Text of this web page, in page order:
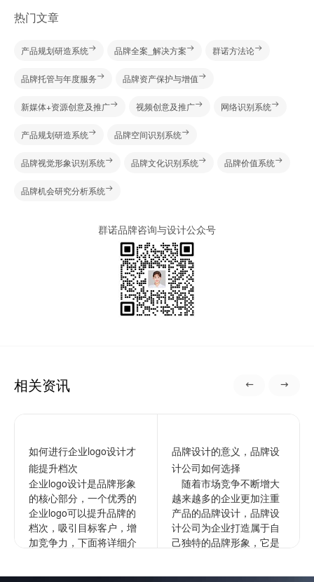
热门文章
产品规划研造系统 品牌全案_解决方案 群诺方法论
品牌托管与年度服务 品牌资产保护与增值
新媒体+资源创意及推广 视频创意及推广 网络识别系统
产品规划研造系统 品牌空间识别系统
品牌视觉形象识别系统 品牌文化识别系统 品牌价值系统
品牌机会研究分析系统
群诺品牌咨询与设计公众号
相关资讯
如何进行企业logo设计才
能提升档次
企业logo设计是品牌形象
的核心部分，一个优秀的
企业logo可以提升品牌的
档次，吸引目标客户，增
加竞争力，下面将详细介
品牌设计的意义，品牌设
计公司如何选择
随着市场竞争不断增大
越来越多的企业更加注重
产品的品牌设计，品牌设
计公司为企业打造属于自
己独特的品牌形象，它是